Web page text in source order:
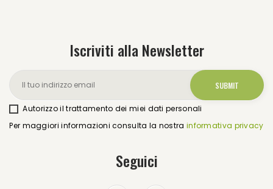
Iscriviti alla Newsletter
Autorizzo il trattamento dei miei dati personali
Per maggiori informazioni consulta la nostra informativa privacy
Seguici